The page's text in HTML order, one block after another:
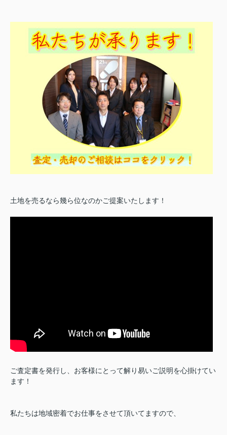
土地を売るなら幾ら位なのかご提案いたします！
ご査定書を発行し、お客様にとって解り易いご説明を心掛けてい
ます！
私たちは地域密着でお仕事をさせて頂いてますので、